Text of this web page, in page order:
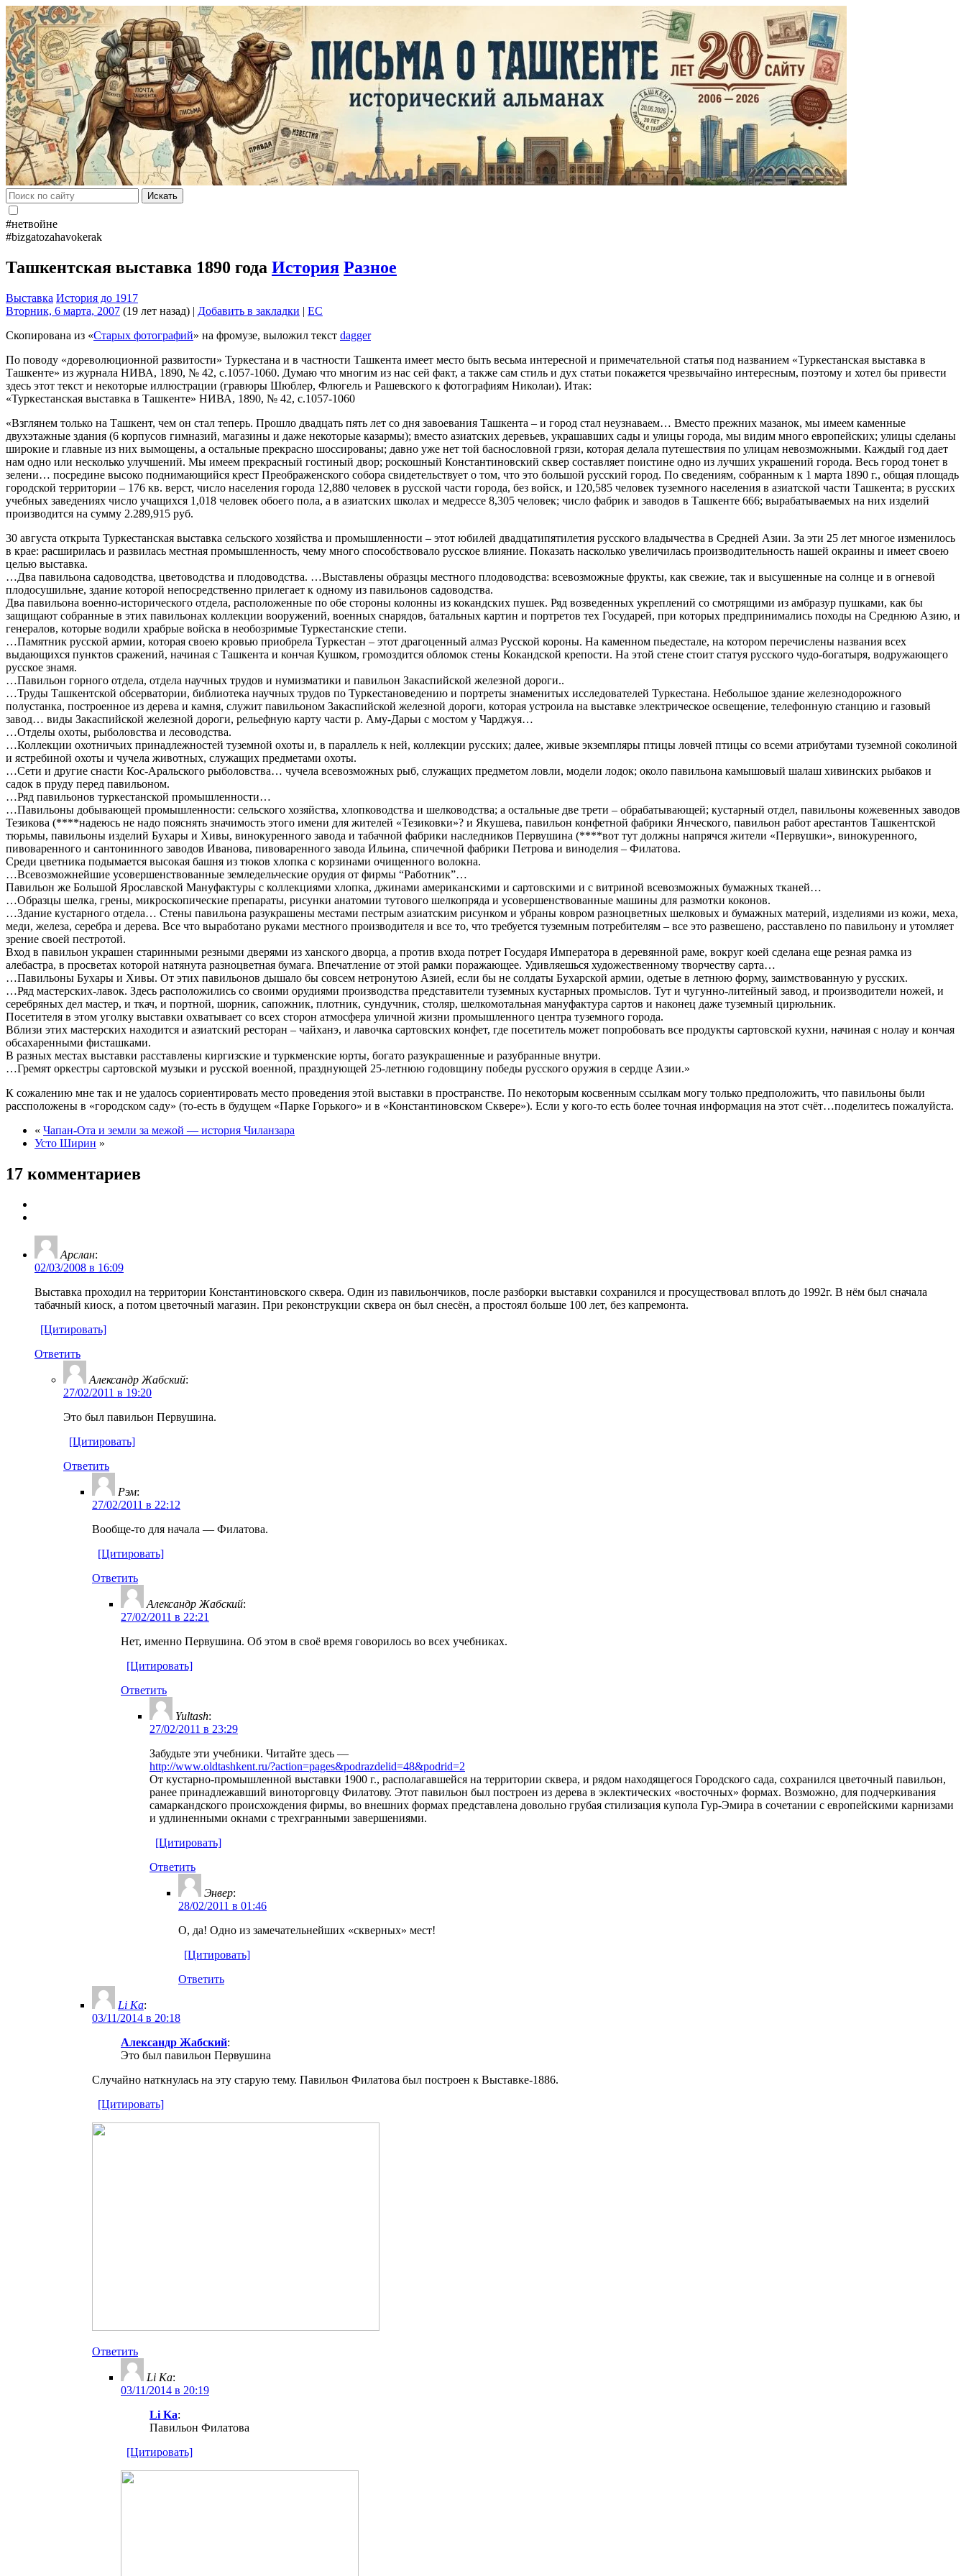
Искать
#нетвойне
#bizgatozahavokerak
Ташкентская выставка 1890 года История Разное
Выставка История до 1917
Вторник, 6 марта, 2007 (19 лет назад) | Добавить в закладки | EC
Скопирована из «Старых фотографий» на фромузе, выложил текст dagger
По поводу «дореволюционной развитости» Туркестана и в частности Ташкента имеет место быть весьма интересной и примечательной статья под названием «Туркестанская выставка в
Ташкенте» из журнала НИВА, 1890, № 42, с.1057-1060. Думаю что многим из нас сей факт, а также сам стиль и дух статьи покажется чрезвычайно интересным, поэтому и хотел бы привести
здесь этот текст и некоторые иллюстрации (гравюры Шюблер, Флюгель и Рашевского к фотографиям Николаи). Итак:
«Туркестанская выставка в Ташкенте» НИВА, 1890, № 42, с.1057-1060
«Взглянем только на Ташкент, чем он стал теперь. Прошло двадцать пять лет со дня завоевания Ташкента – и город стал неузнаваем… Вместо прежних мазанок, мы имеем каменные
двухэтажные здания (6 корпусов гимназий, магазины и даже некоторые казармы); вместо азиатских деревьев, украшавших сады и улицы города, мы видим много европейских; улицы сделаны
широкие и главные из них вымощены, а остальные прекрасно шоссированы; давно уже нет той баснословной грязи, которая делала путешествия по улицам невозможными. Каждый год дает
нам одно или несколько улучшений. Мы имеем прекрасный гостиный двор; роскошный Константиновский сквер составляет поистине одно из лучших украшений города. Весь город тонет в
зелени… посредине высоко поднимающийся крест Преображенского собора свидетельствует о том, что это большой русский город. По сведениям, собранным к 1 марта 1890 г., общая площадь
городской территории – 176 кв. верст, число населения города 12,880 человек в русской части города, без войск, и 120,585 человек туземного населения в азиатской части Ташкента; в русских
учебных заведениях число учащихся 1,018 человек обоего пола, а в азиатских школах и медрессе 8,305 человек; число фабрик и заводов в Ташкенте 666; вырабатываемых на них изделий
производится на сумму 2.289,915 руб.
30 августа открыта Туркестанская выставка сельского хозяйства и промышленности – этот юбилей двадцатипятилетия русского владычества в Средней Азии. За эти 25 лет многое изменилось
в крае: расширилась и развилась местная промышленность, чему много способствовало русское влияние. Показать насколько увеличилась производительность нашей окраины и имеет своею
целью выставка.
…Два павильона садоводства, цветоводства и плодоводства. …Выставлены образцы местного плодоводства: всевозможные фрукты, как свежие, так и высушенные на солнце и в огневой
плодосушильне, здание которой непосредственно прилегает к одному из павильонов садоводства.
Два павильона военно-исторического отдела, расположенные по обе стороны колонны из кокандских пушек. Ряд возведенных укреплений со смотрящими из амбразур пушками, как бы
защищают собранные в этих павильонах коллекции вооружений, военных снарядов, батальных картин и портретов тех Государей, при которых предпринимались походы на Среднюю Азию, и
генералов, которые водили храбрые войска в необозримые Туркестанские степи.
…Памятник русской армии, которая своею кровью приобрела Туркестан – этот драгоценный алмаз Русской короны. На каменном пьедестале, на котором перечислены названия всех
выдающихся пунктов сражений, начиная с Ташкента и кончая Кушком, громоздится обломок стены Кокандской крепости. На этой стене стоит статуя русского чудо-богатыря, водружающего
русское знамя.
…Павильон горного отдела, отдела научных трудов и нумизматики и павильон Закаспийской железной дороги..
…Труды Ташкентской обсерватории, библиотека научных трудов по Туркестановедению и портреты знаменитых исследователей Туркестана. Небольшое здание железнодорожного
полустанка, построенное из дерева и камня, служит павильоном Закаспийской железной дороги, которая устроила на выставке электрическое освещение, телефонную станцию и газовый
завод… виды Закаспийской железной дороги, рельефную карту части р. Аму-Дарьи с мостом у Чарджуя…
…Отделы охоты, рыболовства и лесоводства.
…Коллекции охотничьих принадлежностей туземной охоты и, в параллель к ней, коллекции русских; далее, живые экземпляры птицы ловчей птицы со всеми атрибутами туземной соколиной
и ястребиной охоты и чучела животных, служащих предметами охоты.
…Сети и другие снасти Кос-Аральского рыболовства… чучела всевозможных рыб, служащих предметом ловли, модели лодок; около павильона камышовый шалаш хивинских рыбаков и
садок в пруду перед павильоном.
…Ряд павильонов туркестанской промышленности…
…Павильоны добывающей промышленности: сельского хозяйства, хлопководства и шелководства; а остальные две трети – обрабатывающей; кустарный отдел, павильоны кожевенных заводов
Тезикова (****надеюсь не надо пояснять значимость этого имени для жителей «Тезиковки»? и Якушева, павильон конфетной фабрики Янческого, павильон работ арестантов Ташкентской
тюрьмы, павильоны изделий Бухары и Хивы, винокуренного завода и табачной фабрики наследников Первушина (****вот тут должны напрячся жители «Первушки», винокуренного,
пивоваренного и сантонинного заводов Иванова, пивоваренного завода Ильина, спичечной фабрики Петрова и виноделия – Филатова.
Среди цветника подымается высокая башня из тюков хлопка с корзинами очищенного волокна.
…Всевозможнейшие усовершенствованные земледельческие орудия от фирмы “Работник”…
Павильон же Большой Ярославской Мануфактуры с коллекциями хлопка, джинами американскими и сартовскими и с витриной всевозможных бумажных тканей…
…Образцы шелка, грены, микроскопические препараты, рисунки анатомии тутового шелкопряда и усовершенствованные машины для размотки коконов.
…Здание кустарного отдела… Стены павильона разукрашены местами пестрым азиатским рисунком и убраны ковром разноцветных шелковых и бумажных материй, изделиями из кожи, меха,
меди, железа, серебра и дерева. Все что выработано руками местного производителя и все то, что требуется туземным потребителям – все это развешено, расставлено по павильону и утомляет
зрение своей пестротой.
Вход в павильон украшен старинными резными дверями из ханского дворца, а против входа потрет Государя Императора в деревянной раме, вокруг коей сделана еще резная рамка из
алебастра, в просветах которой натянута разноцветная бумага. Впечатление от этой рамки поражающее. Удивляешься художественному творчеству сарта…
…Павильоны Бухары и Хивы. От этих павильонов дышало бы совсем нетронутою Азией, если бы не солдаты Бухарской армии, одетые в летнюю форму, заимствованную у русских.
…Ряд мастерских-лавок. Здесь расположились со своими орудиями производства представители туземных кустарных промыслов. Тут и чугунно-литейный завод, и производители ножей, и
серебряных дел мастер, и ткач, и портной, шорник, сапожник, плотник, сундучник, столяр, шелкомотальная мануфактура сартов и наконец даже туземный цирюльник.
Посетителя в этом уголку выставки охватывает со всех сторон атмосфера уличной жизни промышленного центра туземного города.
Вблизи этих мастерских находится и азиатский ресторан – чайханэ, и лавочка сартовских конфет, где посетитель может попробовать все продукты сартовской кухни, начиная с нолау и кончая
обсахаренными фисташками.
В разных местах выставки расставлены киргизские и туркменские юрты, богато разукрашенные и разубранные внутри.
…Гремят оркестры сартовской музыки и русской военной, празднующей 25-летнюю годовщину победы русского оружия в сердце Азии.»
К сожалению мне так и не удалось сориентировать место проведения этой выставки в пространстве. По некоторым косвенным ссылкам могу только предположить, что павильоны были
рассположены в «городском саду» (то-есть в будущем «Парке Горького» и в «Константиновском Сквере»). Если у кого-то есть более точная информация на этот счёт…поделитесь пожалуйста.
« Чапан-Ота и земли за межой — история Чиланзара
Усто Ширин »
17 комментариев
Арслан:
02/03/2008 в 16:09
Выставка проходил на территории Константиновского сквера. Один из павильончиков, после разборки выставки сохранился и просуществовал вплоть до 1992г. В нём был сначала
табачный киоск, а потом цветочный магазин. При реконструкции сквера он был снесён, а простоял больше 100 лет, без капремонта.
[Цитировать]
Ответить
Александр Жабский:
27/02/2011 в 19:20
Это был павильон Первушина.
[Цитировать]
Ответить
Рэм:
27/02/2011 в 22:12
Вообще-то для начала — Филатова.
[Цитировать]
Ответить
Александр Жабский:
27/02/2011 в 22:21
Нет, именно Первушина. Об этом в своё время говорилось во всех учебниках.
[Цитировать]
Ответить
Yultash:
27/02/2011 в 23:29
Забудьте эти учебники. Читайте здесь —
http://www.oldtashkent.ru/?action=pages&podrazdelid=48&podrid=2
От кустарно-промышленной выставки 1900 г., располагавшейся на территории сквера, и рядом находящегося Городского сада, сохранился цветочный павильон,
ранее принадлежавший виноторговцу Филатову. Этот павильон был построен из дерева в эклектических «восточных» формах. Возможно, для подчеркивания
самаркандского происхождения фирмы, во внешних формах представлена довольно грубая стилизация купола Гур-Эмира в сочетании с европейскими карнизами
и удлиненными окнами с трехгранными завершениями.
[Цитировать]
Ответить
Энвер:
28/02/2011 в 01:46
О, да! Одно из замечательнейших «скверных» мест!
[Цитировать]
Ответить
Li Ka:
03/11/2014 в 20:18
Александр Жабский:
Это был павильон Первушина
Случайно наткнулась на эту старую тему. Павильон Филатова был построен к Выставке-1886.
[Цитировать]
Ответить
Li Ka:
03/11/2014 в 20:19
Li Ka:
Павильон Филатова
[Цитировать]